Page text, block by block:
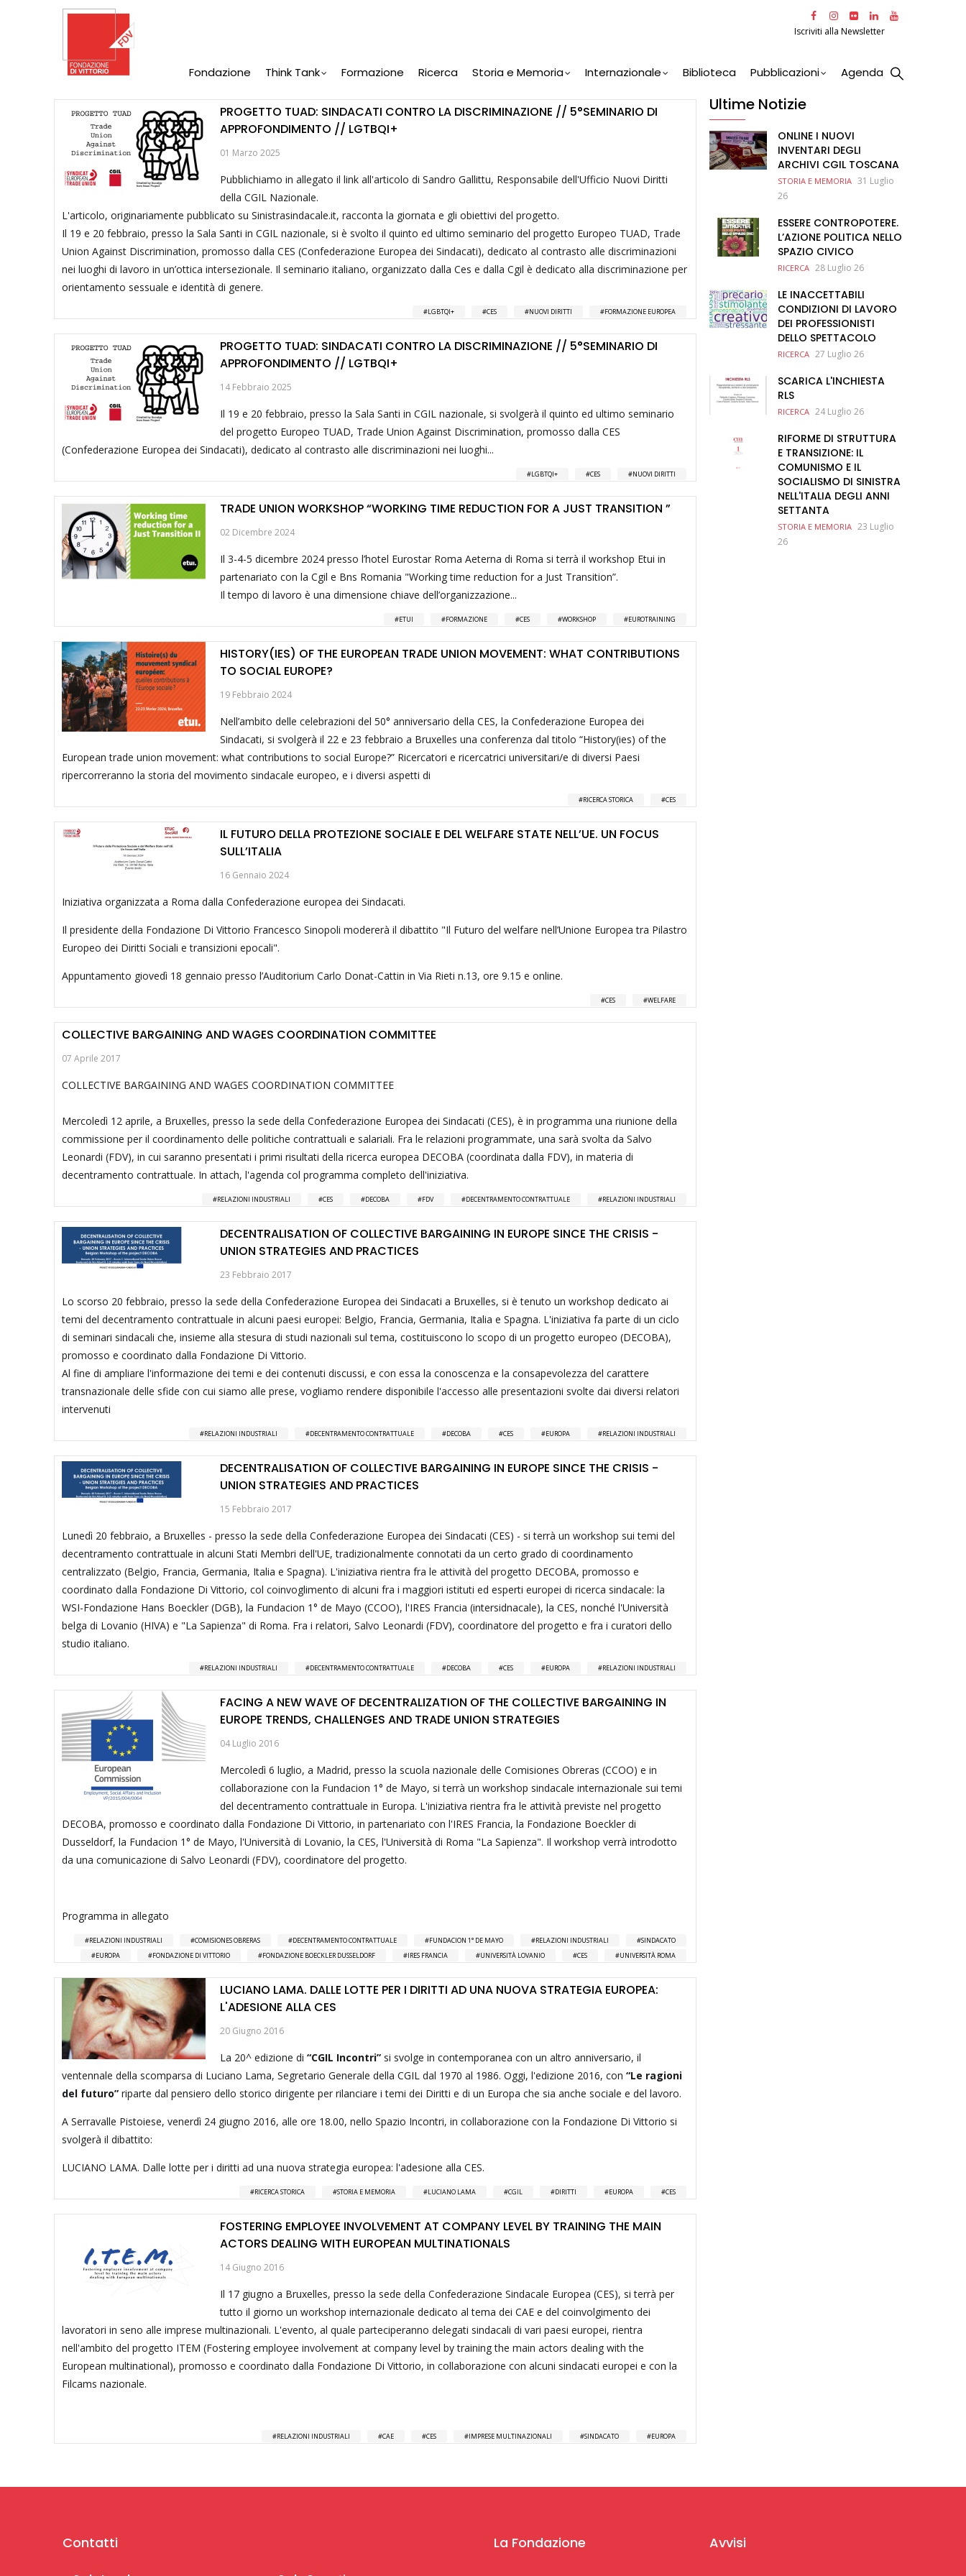
Iscriviti alla Newsletter
Navigation
Fondazione Think Tank Formazione Ricerca Storia e Memoria Internazionale Biblioteca Pubblicazioni Agenda
PROGETTO TUAD: SINDACATI CONTRO LA DISCRIMINAZIONE // 5°SEMINARIO DI
APPROFONDIMENTO // LGTBQI+
01 Marzo 2025
Pubblichiamo in allegato il link all'articolo di Sandro Gallittu, Responsabile dell'Ufficio Nuovi Diritti
della CGIL Nazionale.
L'articolo, originariamente pubblicato su Sinistrasindacale.it, racconta la giornata e gli obiettivi del progetto.
Il 19 e 20 febbraio, presso la Sala Santi in CGIL nazionale, si è svolto il quinto ed ultimo seminario del progetto Europeo TUAD, Trade
Union Against Discrimination, promosso dalla CES (Confederazione Europea dei Sindacati), dedicato al contrasto alle discriminazioni
nei luoghi di lavoro in un’ottica intersezionale. Il seminario italiano, organizzato dalla Ces e dalla Cgil è dedicato alla discriminazione per
orientamento sessuale e identità di genere.
LGBTQI+ CES NUOVI DIRITTI FORMAZIONE EUROPEA
PROGETTO TUAD: SINDACATI CONTRO LA DISCRIMINAZIONE // 5°SEMINARIO DI
APPROFONDIMENTO // LGTBQI+
14 Febbraio 2025
Il 19 e 20 febbraio, presso la Sala Santi in CGIL nazionale, si svolgerà il quinto ed ultimo seminario
del progetto Europeo TUAD, Trade Union Against Discrimination, promosso dalla CES
(Confederazione Europea dei Sindacati), dedicato al contrasto alle discriminazioni nei luoghi...
LGBTQI+ CES NUOVI DIRITTI
TRADE UNION WORKSHOP “WORKING TIME REDUCTION FOR A JUST TRANSITION ”
02 Dicembre 2024
Il 3-4-5 dicembre 2024 presso l’hotel Eurostar Roma Aeterna di Roma si terrà il workshop Etui in
partenariato con la Cgil e Bns Romania "Working time reduction for a Just Transition”.
Il tempo di lavoro è una dimensione chiave dell’organizzazione...
ETUI FORMAZIONE CES WORKSHOP EUROTRAINING
HISTORY(IES) OF THE EUROPEAN TRADE UNION MOVEMENT: WHAT CONTRIBUTIONS
TO SOCIAL EUROPE?
19 Febbraio 2024
Nell’ambito delle celebrazioni del 50° anniversario della CES, la Confederazione Europea dei
Sindacati, si svolgerà il 22 e 23 febbraio a Bruxelles una conferenza dal titolo “History(ies) of the
European trade union movement: what contributions to social Europe?” Ricercatori e ricercatrici universitari/e di diversi Paesi
ripercorreranno la storia del movimento sindacale europeo, e i diversi aspetti di
RICERCA STORICA CES
IL FUTURO DELLA PROTEZIONE SOCIALE E DEL WELFARE STATE NELL’UE. UN FOCUS
SULL’ITALIA
16 Gennaio 2024
Iniziativa organizzata a Roma dalla Confederazione europea dei Sindacati.
Il presidente della Fondazione Di Vittorio Francesco Sinopoli modererà il dibattito "Il Futuro del welfare nell’Unione Europea tra Pilastro
Europeo dei Diritti Sociali e transizioni epocali".
Appuntamento giovedì 18 gennaio presso l’Auditorium Carlo Donat-Cattin in Via Rieti n.13, ore 9.15 e online.
CES WELFARE
COLLECTIVE BARGAINING AND WAGES COORDINATION COMMITTEE
07 Aprile 2017
COLLECTIVE BARGAINING AND WAGES COORDINATION COMMITTEE
Mercoledì 12 aprile, a Bruxelles, presso la sede della Confederazione Europea dei Sindacati (CES), è in programma una riunione della
commissione per il coordinamento delle politiche contrattuali e salariali. Fra le relazioni programmate, una sarà svolta da Salvo
Leonardi (FDV), in cui saranno presentati i primi risultati della ricerca europea DECOBA (coordinata dalla FDV), in materia di
decentramento contrattuale. In attach, l'agenda col programma completo dell'iniziativa.
RELAZIONI INDUSTRIALI CES DECOBA FDV DECENTRAMENTO CONTRATTUALE RELAZIONI INDUSTRIALI
DECENTRALISATION OF COLLECTIVE BARGAINING IN EUROPE SINCE THE CRISIS -
UNION STRATEGIES AND PRACTICES
23 Febbraio 2017
Lo scorso 20 febbraio, presso la sede della Confederazione Europea dei Sindacati a Bruxelles, si è tenuto un workshop dedicato ai
temi del decentramento contrattuale in alcuni paesi europei: Belgio, Francia, Germania, Italia e Spagna. L'iniziativa fa parte di un ciclo
di seminari sindacali che, insieme alla stesura di studi nazionali sul tema, costituiscono lo scopo di un progetto europeo (DECOBA),
promosso e coordinato dalla Fondazione Di Vittorio.
Al fine di ampliare l'informazione dei temi e dei contenuti discussi, e con essa la conoscenza e la consapevolezza del carattere
transnazionale delle sfide con cui siamo alle prese, vogliamo rendere disponibile l'accesso alle presentazioni svolte dai diversi relatori
intervenuti
RELAZIONI INDUSTRIALI DECENTRAMENTO CONTRATTUALE DECOBA CES EUROPA RELAZIONI INDUSTRIALI
DECENTRALISATION OF COLLECTIVE BARGAINING IN EUROPE SINCE THE CRISIS -
UNION STRATEGIES AND PRACTICES
15 Febbraio 2017
Lunedì 20 febbraio, a Bruxelles - presso la sede della Confederazione Europea dei Sindacati (CES) - si terrà un workshop sui temi del
decentramento contrattuale in alcuni Stati Membri dell'UE, tradizionalmente connotati da un certo grado di coordinamento
centralizzato (Belgio, Francia, Germania, Italia e Spagna). L'iniziativa rientra fra le attività del progetto DECOBA, promosso e
coordinato dalla Fondazione Di Vittorio, col coinvoglimento di alcuni fra i maggiori istituti ed esperti europei di ricerca sindacale: la
WSI-Fondazione Hans Boeckler (DGB), la Fundacion 1° de Mayo (CCOO), l'IRES Francia (intersidnacale), la CES, nonché l'Università
belga di Lovanio (HIVA) e "La Sapienza" di Roma. Fra i relatori, Salvo Leonardi (FDV), coordinatore del progetto e fra i curatori dello
studio italiano.
RELAZIONI INDUSTRIALI DECENTRAMENTO CONTRATTUALE DECOBA CES EUROPA RELAZIONI INDUSTRIALI
FACING A NEW WAVE OF DECENTRALIZATION OF THE COLLECTIVE BARGAINING IN
EUROPE TRENDS, CHALLENGES AND TRADE UNION STRATEGIES
04 Luglio 2016
Mercoledì 6 luglio, a Madrid, presso la scuola nazionale delle Comisiones Obreras (CCOO) e in
collaborazione con la Fundacion 1° de Mayo, si terrà un workshop sindacale internazionale sui temi
del decentramento contrattuale in Europa. L'iniziativa rientra fra le attività previste nel progetto
DECOBA, promosso e coordinato dalla Fondazione Di Vittorio, in partenariato con l'IRES Francia, la Fondazione Boeckler di
Dusseldorf, la Fundacion 1° de Mayo, l'Università di Lovanio, la CES, l'Università di Roma "La Sapienza". Il workshop verrà introdotto
da una comunicazione di Salvo Leonardi (FDV), coordinatore del progetto.
Programma in allegato
RELAZIONI INDUSTRIALI COMISIONES OBRERAS DECENTRAMENTO CONTRATTUALE FUNDACION 1° DE MAYO RELAZIONI INDUSTRIALI
SINDACATO
EUROPA
FONDAZIONE DI VITTORIO FONDAZIONE BOECKLER DUSSELDORF IRES FRANCIA UNIVERSITÀ LOVANIO CES UNIVERSITÀ ROMA
LUCIANO LAMA. DALLE LOTTE PER I DIRITTI AD UNA NUOVA STRATEGIA EUROPEA:
L'ADESIONE ALLA CES
20 Giugno 2016
La 20^ edizione di “CGIL Incontri” si svolge in contemporanea con un altro anniversario, il
ventennale della scomparsa di Luciano Lama, Segretario Generale della CGIL dal 1970 al 1986. Oggi, l'edizione 2016, con “Le ragioni
del futuro” riparte dal pensiero dello storico dirigente per rilanciare i temi dei Diritti e di un Europa che sia anche sociale e del lavoro.
A Serravalle Pistoiese, venerdì 24 giugno 2016, alle ore 18.00, nello Spazio Incontri, in collaborazione con la Fondazione Di Vittorio si
svolgerà il dibattito:
LUCIANO LAMA. Dalle lotte per i diritti ad una nuova strategia europea: l'adesione alla CES.
RICERCA STORICA STORIA E MEMORIA LUCIANO LAMA CGIL DIRITTI EUROPA CES
FOSTERING EMPLOYEE INVOLVEMENT AT COMPANY LEVEL BY TRAINING THE MAIN
ACTORS DEALING WITH EUROPEAN MULTINATIONALS
14 Giugno 2016
Il 17 giugno a Bruxelles, presso la sede della Confederazione Sindacale Europea (CES), si terrà per
tutto il giorno un workshop internazionale dedicato al tema dei CAE e del coinvolgimento dei
lavoratori in seno alle imprese multinazionali. L'evento, al quale parteciperanno delegati sindacali di vari paesi europei, rientra
nell'ambito del progetto ITEM (Fostering employee involvement at company level by training the main actors dealing with the
European multinational), promosso e coordinato dalla Fondazione Di Vittorio, in collaborazione con alcuni sindacati europei e con la
Filcams nazionale.
RELAZIONI INDUSTRIALI CAE CES IMPRESE MULTINAZIONALI SINDACATO EUROPA
Ultime Notizie
ONLINE I NUOVI
INVENTARI DEGLI
ARCHIVI CGIL TOSCANA
STORIA E MEMORIA 31 Luglio
26
ESSERE CONTROPOTERE.
L’AZIONE POLITICA NELLO
SPAZIO CIVICO
RICERCA 28 Luglio 26
LE INACCETTABILI
CONDIZIONI DI LAVORO
DEI PROFESSIONISTI
DELLO SPETTACOLO
RICERCA 27 Luglio 26
SCARICA L'INCHIESTA
RLS
RICERCA 24 Luglio 26
RIFORME DI STRUTTURA
E TRANSIZIONE: IL
COMUNISMO E IL
SOCIALISMO DI SINISTRA
NELL'ITALIA DEGLI ANNI
SETTANTA
STORIA E MEMORIA 23 Luglio
26
Contatti La Fondazione Avvisi